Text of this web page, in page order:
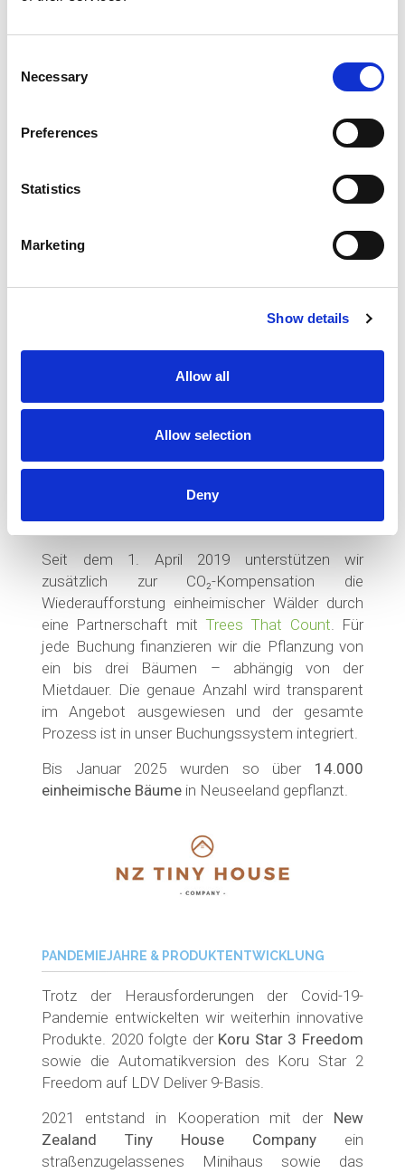
Selection
Necessary
Preferences
Statistics
Marketing
Show details
Allow all
Allow selection
Deny
Reisen mit Hochleistungs-Solarmodulen, großer
Batteriekapazität und effizienter Dieselheizung.
weitere Modelle, darunter denFreedom 3und
, die bis zu vier Personen Platz und
AUFFORSTUNG MIT „TREES THAT COUNT“
Seit dem 1. April 2019 unterstützen wir
zusätzlich zur CO₂-Kompensation die
Wiederaufforstung einheimischer Wälder durch
eine Partnerschaft mit Trees That Count . Für
jede Buchung finanzieren wir die Pflanzung von
ein bis drei Bäumen – abhängig von der
Mietdauer. Die genaue Anzahl wird transparent
im Angebot ausgewiesen und der gesamte
Prozess ist in unser Buchungssystem integriert.
Bis Januar 2025 wurden so über 14.000
einheimische Bäume in Neuseeland gepflanzt.
PANDEMIEJAHRE & PRODUKTENTWICKLUNG
Trotz der Herausforderungen der Covid-19-
Pandemie entwickelten wir weiterhin innovative
Produkte. 2020 folgte der Koru Star 3 Freedom
sowie die Automatikversion des Koru Star 2
Freedom auf LDV Deliver 9-Basis.
2021 entstand in Kooperation mit der New
Zealand Tiny House Company ein
straßenzugelassenes Minihaus sowie das